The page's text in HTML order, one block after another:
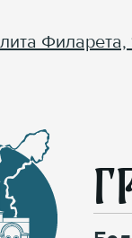
Филарета,